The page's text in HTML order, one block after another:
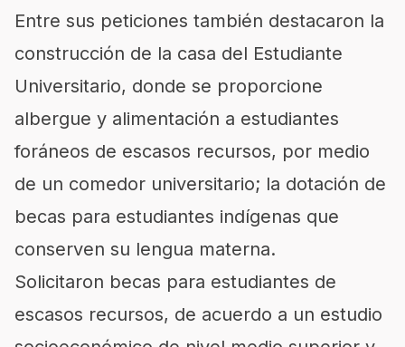
Entre sus peticiones también destacaron la
construcción de la casa del Estudiante
Universitario, donde se proporcione
albergue y alimentación a estudiantes
foráneos de escasos recursos, por medio
de un comedor universitario; la dotación de
becas para estudiantes indígenas que
conserven su lengua materna.
Solicitaron becas para estudiantes de
escasos recursos, de acuerdo a un estudio